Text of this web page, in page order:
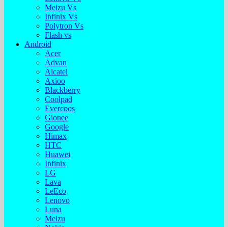
Meizu Vs
Infinix Vs
Polytron Vs
Flash vs
Android
Acer
Advan
Alcatel
Axioo
Blackberry
Coolpad
Evercoos
Gionee
Google
Himax
HTC
Huawei
Infinix
LG
Lava
LeEco
Lenovo
Luna
Meizu